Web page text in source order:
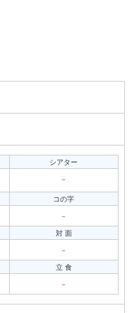
シアター
－
コの字
－
対 面
－
立 食
－